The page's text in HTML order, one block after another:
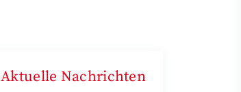
Aktuelle Nachrichten